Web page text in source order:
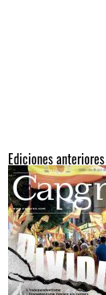
Ediciones anteriores